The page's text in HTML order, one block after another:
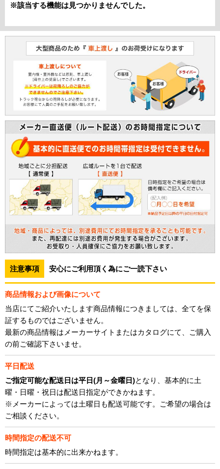
※該当する機能は見つかりませんでした。
注意事項 安心にご利用頂く為にご一読下さい
商品情報および画像について
当店にてご紹介いたします商品情報につきましては、全てを保
証するものではございません。
最新の商品情報はメーカーサイトまたはカタログにて、ご購入
の前ご確認下さいませ。
平日配送
ご指定可能な配送日は平日(月～金曜日)となり、基本的に土
曜・日曜・祝日は配送日指定ができかねます。
※メーカーによっては土曜日も配送可能です。ご希望の場合は
ご相談ください。
時間指定の配送不可
時間指定は基本的に出来かねます。